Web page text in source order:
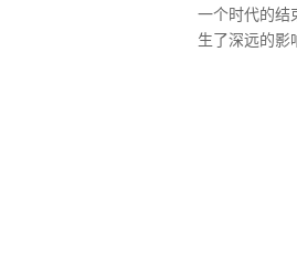
一个时代的结
生了深远的影